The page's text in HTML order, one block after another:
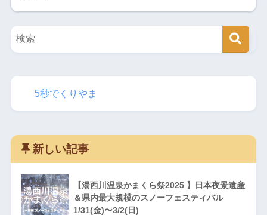
5秒でくりやま
新しい記事
【湯西川温泉かまくら祭2025 】日本夜景遺産
＆県内最大規模のスノーフェスティバル
1/31(金)〜3/2(日)